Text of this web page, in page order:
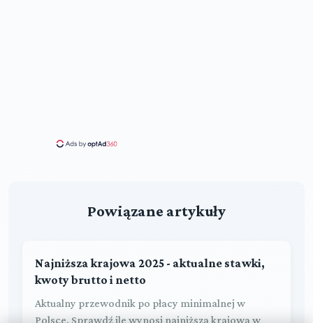
Powiązane artykuły
Najniższa krajowa 2025 - aktualne stawki,
kwoty brutto i netto
Aktualny przewodnik po płacy minimalnej w
Polsce. Sprawdź ile wynosi najniższa krajowa w